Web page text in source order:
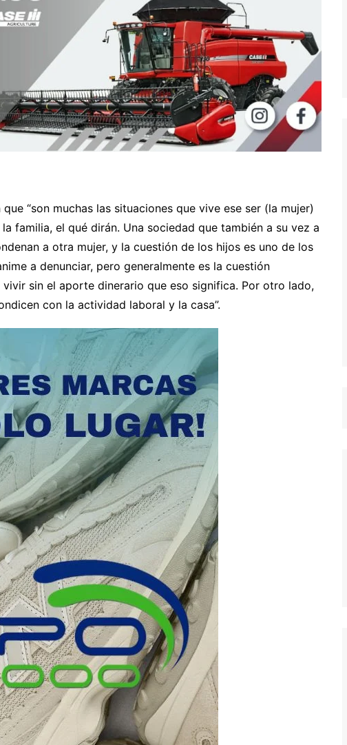
“son muchas las situaciones que vive ese ser (la mujer)
familia, el qué dirán. Una sociedad que también a su vez a
a otra mujer, y la cuestión de los hijos es uno de los
a denunciar, pero generalmente es la cuestión
sin el aporte dinerario que eso significa. Por otro lado,
con la actividad laboral y la casa”.